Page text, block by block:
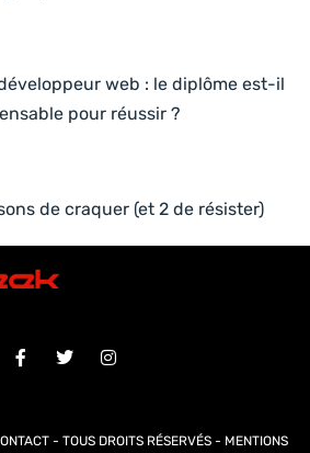
web : le diplôme est-il
pour réussir ?
de craquer (et 2 de résister)
- TOUS DROITS RÉSERVÉS - MENTIONS